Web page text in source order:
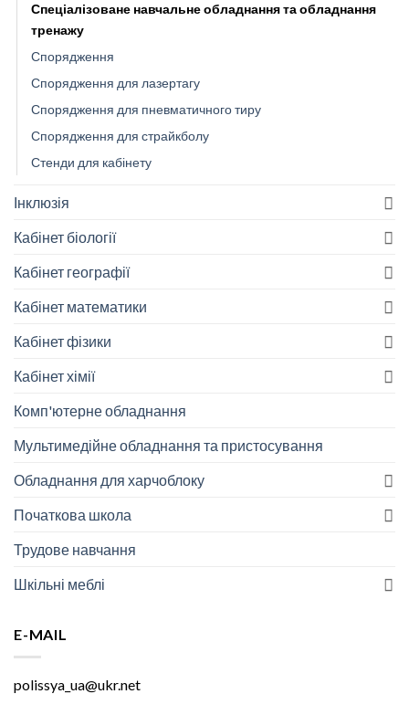
Спеціалізоване навчальне обладнання та обладнання
тренажу
Спорядження
Спорядження для лазертагу
Спорядження для пневматичного тиру
Спорядження для страйкболу
Стенди для кабінету
Інклюзія
Кабінет біології
Кабінет географії
Кабінет математики
Кабінет фізики
Кабінет хімії
Комп'ютерне обладнання
Мультимедійне обладнання та пристосування
Обладнання для харчоблоку
Початкова школа
Трудове навчання
Шкільні меблі
E-MAIL
polissya_ua@ukr.net